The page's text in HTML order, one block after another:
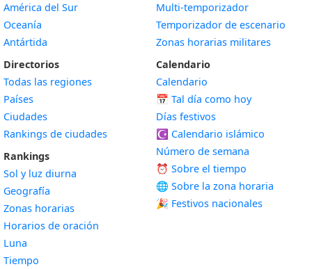
América del Sur
Oceanía
Antártida
Directorios
Todas las regiones
Países
Ciudades
Rankings de ciudades
Rankings
Sol y luz diurna
Geografía
Zonas horarias
Horarios de oración
Luna
Tiempo
Multi-temporizador
Temporizador de escenario
Zonas horarias militares
Calendario
Calendario
📅 Tal día como hoy
Días festivos
☪️ Calendario islámico
Número de semana
⏰ Sobre el tiempo
🌐 Sobre la zona horaria
🎉 Festivos nacionales